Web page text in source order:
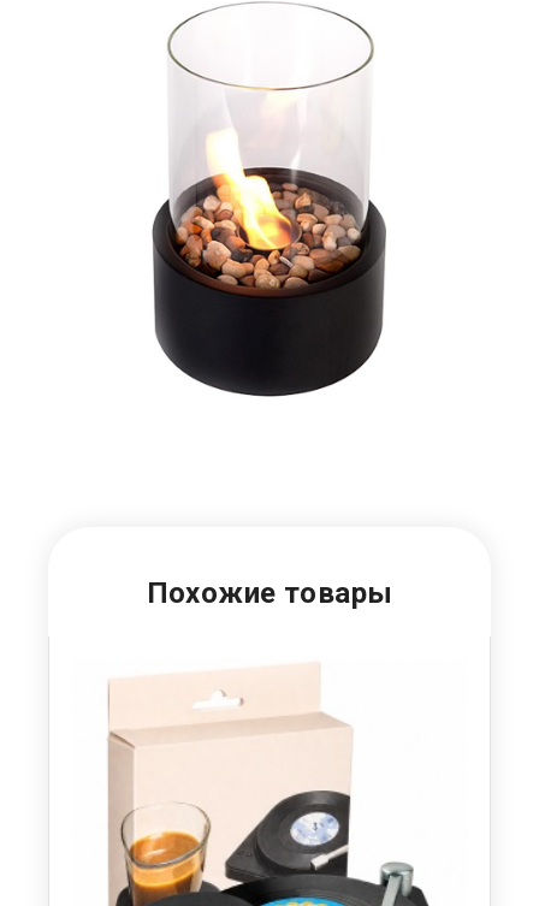
Похожие товары